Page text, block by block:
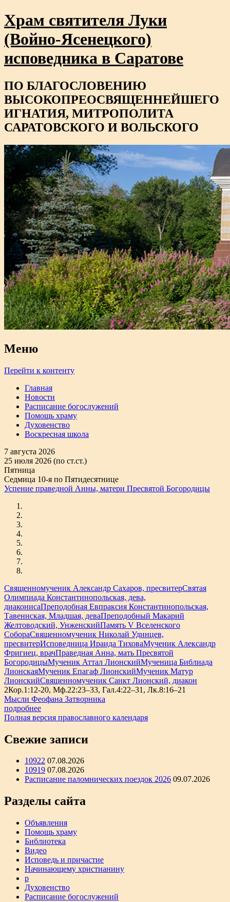
Храм святителя Луки
(Войно-Ясенецкого)
исповедника в Саратове
ПО БЛАГОСЛОВЕНИЮ
ВЫСОКОПРЕОСВЯЩЕННЕЙШЕГО
ИГНАТИЯ, МИТРОПОЛИТА
САРАТОВСКОГО И ВОЛЬСКОГО
Меню
Перейти к контенту
Главная
Новости
Расписание богослужений
Помощь храму
Духовенство
Воскресная школа
7 августа 2026
25 июля 2026 (по ст.ст.)
Пятница
Седмица 10-я по Пятидесятнице
Успение праведной Анны, матери Пресвятой Богородицы
Священномученик Александр Сахаров, пресвитерСвятая
Олимпиада Константинопольская, дева,
диаконисаПреподобная Евпраксия Константинопольская,
Тавеннская, Младшая, деваПреподобный Макарий
Желтоводский, УнженскийПамять V Вселенского
СобораСвященномученик Николай Удинцев,
пресвитерИсповедница Ираида ТиховаМученик Александр
Фригиец, врачПраведная Анна, мать Пресвятой
БогородицыМученик Аттал ЛионскийМученица Библиада
ЛионскаяМученик Епагаф ЛионскийМученик Матур
ЛионскийСвященномученик Санкт Лионский, диакон
2Кор.1:12-20, Мф.22:23–33, Гал.4:22–31, Лк.8:16–21
Мысли Феофана Затворника
подробнее
Полная версия православного календаря
Свежие записи
10922 07.08.2026
10919 07.08.2026
Расписание паломнических поездок 2026 09.07.2026
Разделы сайта
Объявления
Помощь храму
Библиотека
Видео
Исповедь и причастие
Начинающему христианину
р
Духовенство
Расписание богослужений